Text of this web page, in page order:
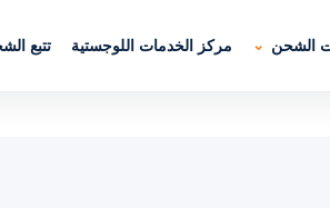
الشحن مركز الخدمات اللوجستية تتبع